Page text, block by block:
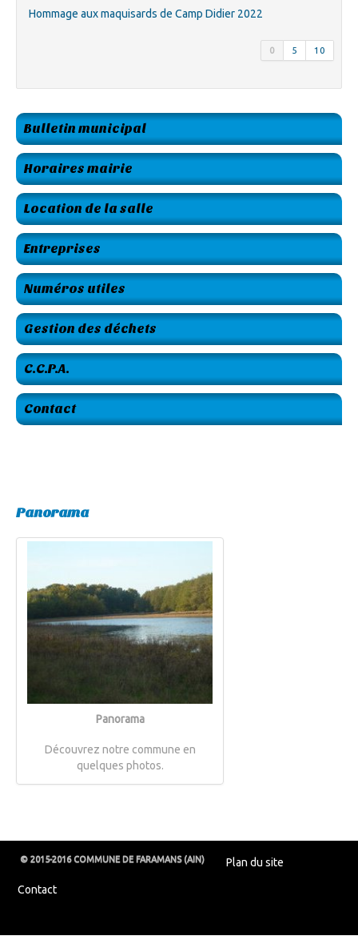
Hommage aux maquisards de Camp Didier 2022
0 5 10
Bulletin municipal
Horaires mairie
Location de la salle
Entreprises
Numéros utiles
Gestion des déchets
C.C.P.A.
Contact
Panorama
Panorama
Découvrez notre commune en
quelques photos.
© 2015-2016 COMMUNE DE FARAMANS (AIN) Plan du site
Contact